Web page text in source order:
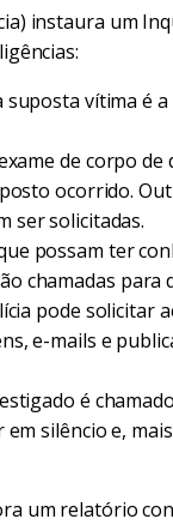
instaura um
vítima é
de corpo
ocorrido.
ser solicitadas.
possam ter
chamadas para
pode solicitar
e-mails e
é
silêncio e,
um relatório